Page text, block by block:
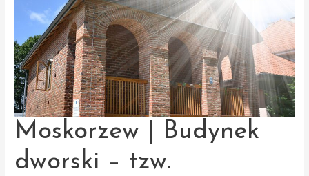
Moskorzew | Budynek
dworski – tzw.